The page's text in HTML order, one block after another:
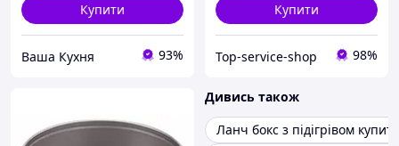
Купити
Ваша Кухня 93%
Купити
Top-service-shop 98%
Дивись також
Ланч бокс з підігрівом